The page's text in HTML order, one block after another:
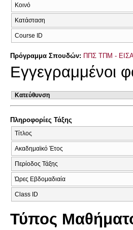
Κοινό
Κατάσταση
Course ID
Πρόγραμμα Σπουδών: ΠΠΣ ΤΠΜ -
Εγγεγραμμένοι
Κατεύθυνση
Πληροφορίες Τάξης
Τίτλος
Ακαδημαϊκό Έτος
Περίοδος Τάξης
Ώρες Εβδομαδιαία
Class ID
Τύπος